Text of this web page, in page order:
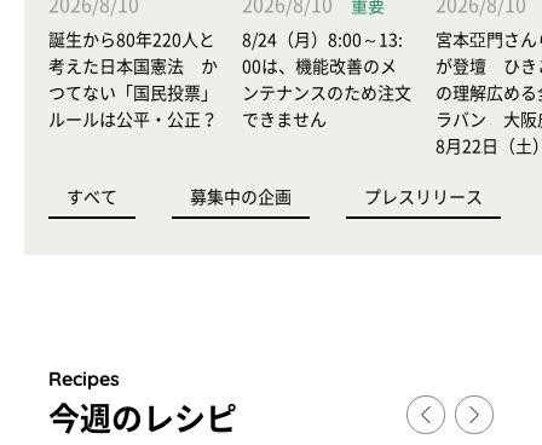
2026/8/10
誕生から80年220人と
考えた日本国憲法 か
つてない「国民投票」
ルールは公平・公正？
2026/8/10
重要
8/24（月）8:00～13:
00は、機能改善のメ
ンテナンスのため注文
できません
2026/8/10
宮本亞門さん
が登壇 ひき
の理解広める
ラバン 大阪
8月22日（土
すべて 募集中の企画 プレスリリース
Recipes
今週のレシピ